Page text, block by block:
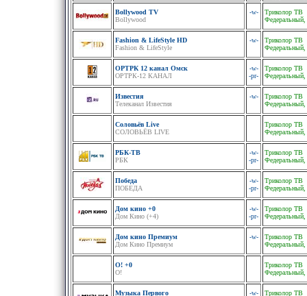
Bollywood TV
Bollywood
-w-
Триколор ТВ
Федеральный,
Fashion & LifeStyle HD
Fashion & LifeStyle
-w-
Триколор ТВ
Федеральный,
ОРТРК 12 канал Oмск
ОРТРК-12 КАНАЛ
-w-
-pr-
Триколор ТВ
Федеральный,
Известия
Телеканал Известия
-w-
Триколор ТВ
Федеральный,
Соловьёв Live
СОЛОВЬЁВ LIVE
Триколор ТВ
Федеральный,
РБК-ТВ
РБК
-w-
-pr-
Триколор ТВ
Федеральный,
Победа
ПОБЕДА
-w-
-pr-
Триколор ТВ
Федеральный,
Дом кино +0
Дом Кино (+4)
-w-
-pr-
Триколор ТВ
Федеральный,
Дом кино Премиум
Дом Кино Премиум
-w-
Триколор ТВ
Федеральный,
О! +0
О!
Триколор ТВ
Федеральный,
Музыка Первого
-w-
Триколор ТВ